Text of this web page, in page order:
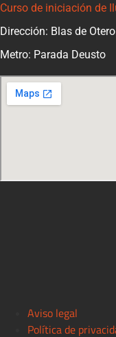
Curso de iniciación de
Dirección: Blas de
Metro: Parada Deusto
Aviso legal
Política de